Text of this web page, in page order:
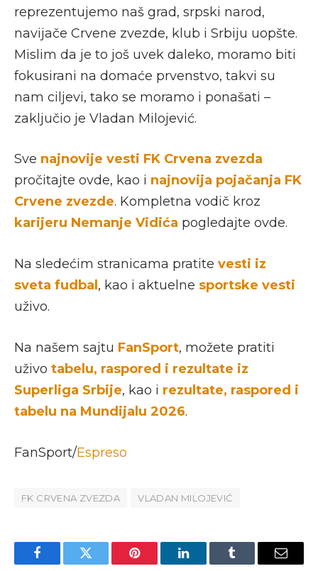
reprezentujemo naš grad, srpski narod,
navijače Crvene zvezde, klub i Srbiju uopšte.
Mislim da je to još uvek daleko, moramo biti
fokusirani na domaće prvenstvo, takvi su
nam ciljevi, tako se moramo i ponašati –
zaključio je Vladan Milojević.
Sve najnovije vesti FK Crvena zvezda
pročitajte ovde, kao i najnovija pojačanja FK
Crvene zvezde. Kompletna vodič kroz
karijeru Nemanje Vidića pogledajte ovde.
Na sledećim stranicama pratite vesti iz
sveta fudbal , kao i aktuelne sportske vesti
uživo.
Na našem sajtu FanSport, možete pratiti
uživo tabelu, raspored i rezultate iz
Superliga Srbije, kao i rezultate, raspored i
tabelu na Mundijalu 2026.
FanSport/Espreso
FK CRVENA ZVEZDA VLADAN MILOJEVIĆ
FacebookTwitter Pinterest LinkedInTumblr Email